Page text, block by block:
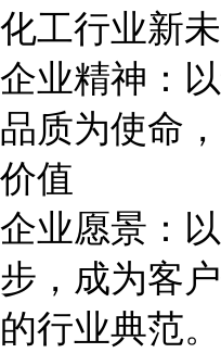
化工行业新
企业精神：
品质为使命
价值
企业愿景：
步，成为客
的行业典范。